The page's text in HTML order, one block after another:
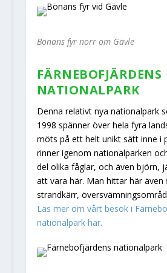
Bönans fyr norr om Gävle
FÄRNEBOFJÄRDENS
NATIONALPARK
Denna relativt nya nationalpark
1998 spänner över hela fyra
möts på ett helt unikt sätt inne i
rinner igenom nationalparken
del olika fåglar, och även björn,
att vara här. Man hittar här även
strandkärr,
Läs mer om vårt besök i
nationalpark här.